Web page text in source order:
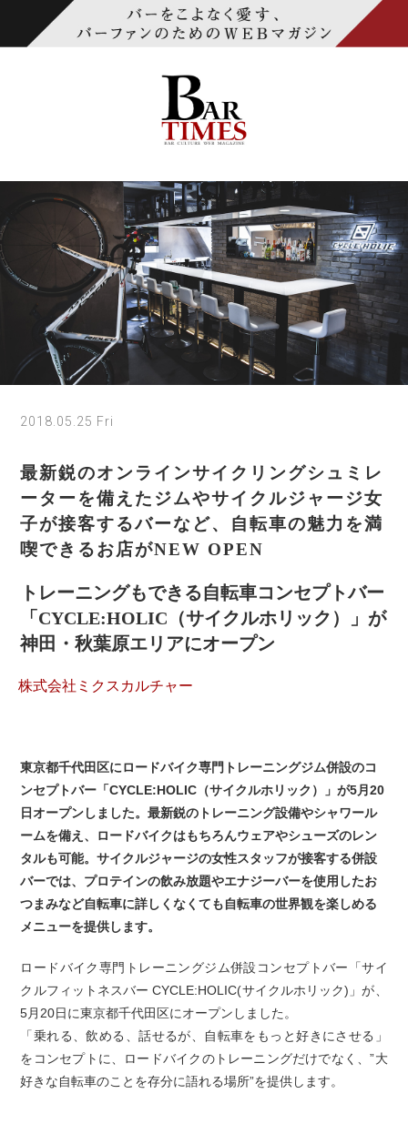
2018.05.25 Fri
最新鋭のオンラインサイクリングシュミレ
ーターを備えたジムやサイクルジャージ女
子が接客するバーなど、自転車の魅力を満
喫できるお店がNEW OPEN
トレーニングもできる自転車コンセプトバー
「CYCLE:HOLIC（サイクルホリック）」が
神田・秋葉原エリアにオープン
株式会社ミクスカルチャー
東京都千代田区にロードバイク専門トレーニングジム併設のコ
ンセプトバー「CYCLE:HOLIC（サイクルホリック）」が5月20
日オープンしました。最新鋭のトレーニング設備やシャワール
ームを備え、ロードバイクはもちろんウェアやシューズのレン
タルも可能。サイクルジャージの女性スタッフが接客する併設
バーでは、プロテインの飲み放題やエナジーバーを使用したお
つまみなど自転車に詳しくなくても自転車の世界観を楽しめる
メニューを提供します。
ロードバイク専門トレーニングジム併設コンセプトバー「サイ
クルフィットネスバー CYCLE:HOLIC(サイクルホリック)」が、
5月20日に東京都千代田区にオープンしました。
「乗れる、飲める、話せるが、自転車をもっと好きにさせる」
をコンセプトに、ロードバイクのトレーニングだけでなく、”大
好きな自転車のことを存分に語れる場所”を提供します。